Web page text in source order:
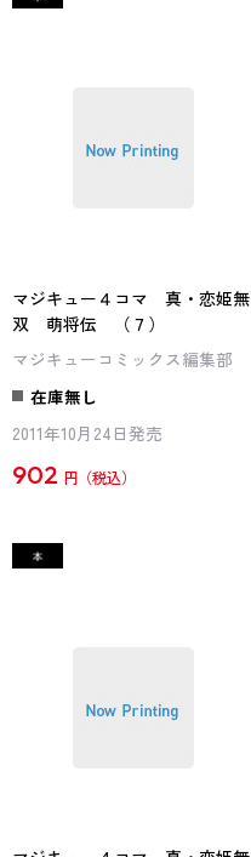
マジキュー４コマ 真・恋姫無
双 萌将伝 （７）
マジキューコミックス編集部
在庫無し
2011年10月24日発売
902 円